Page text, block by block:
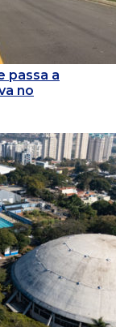
passa a
no